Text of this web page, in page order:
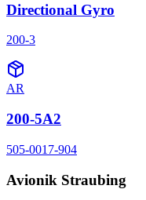
Directional Gyro
200-3
AR
200-5A2
505-0017-904
Avionik Straubing